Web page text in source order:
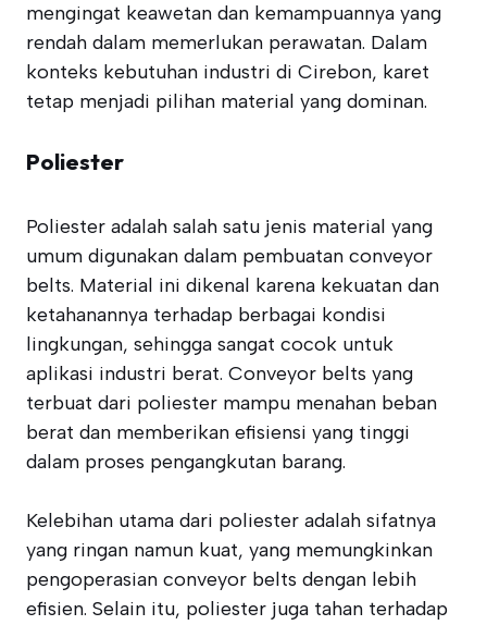
mengingat keawetan dan kemampuannya yang
rendah dalam memerlukan perawatan. Dalam
konteks kebutuhan industri di Cirebon, karet
tetap menjadi pilihan material yang dominan.
Poliester
Poliester adalah salah satu jenis material yang
umum digunakan dalam pembuatan conveyor
belts. Material ini dikenal karena kekuatan dan
ketahanannya terhadap berbagai kondisi
lingkungan, sehingga sangat cocok untuk
aplikasi industri berat. Conveyor belts yang
terbuat dari poliester mampu menahan beban
berat dan memberikan efisiensi yang tinggi
dalam proses pengangkutan barang.
Kelebihan utama dari poliester adalah sifatnya
yang ringan namun kuat, yang memungkinkan
pengoperasian conveyor belts dengan lebih
efisien. Selain itu, poliester juga tahan terhadap